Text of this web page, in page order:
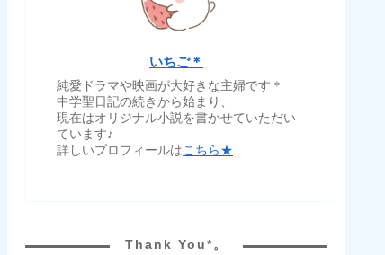
いちご＊
純愛ドラマや映画が大好きな主婦です＊
中学聖日記の続きから始まり、
現在はオリジナル小説を書かせていただい
ています♪
詳しいプロフィールはこちら★
Thank You*。